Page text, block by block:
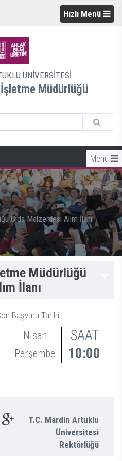
Hızlı Menü
ÜNİVERSİTESİ
Müdürlüğü
Menü
Gıda Malzemesi Alım İlanı
Müdürlüğü
İlanı
Başvuru Tarihi
Nisan
Perşembe
SAAT
10:00
T.C. Mardin Artuklu
Üniversitesi
Rektörlüğü